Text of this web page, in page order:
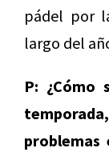
pádel por
largo del
P: ¿Cómo
problemas